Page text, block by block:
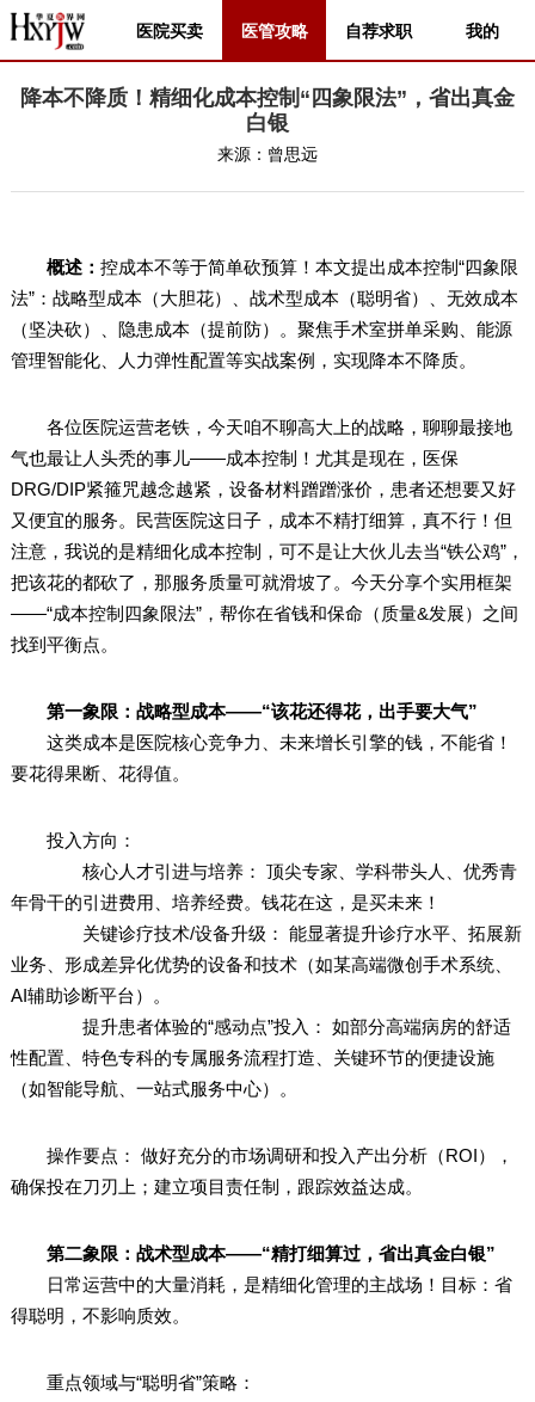
医院买卖 医管攻略 自荐求职 我的
降本不降质！精细化成本控制“四象限法”，省出真金
白银
来源： 曾思远
概述： 控成本不等于简单砍预算！本文提出成本控制“四象限
法”：战略型成本（大胆花）、战术型成本（聪明省）、无效成本
（坚决砍）、隐患成本（提前防）。聚焦手术室拼单采购、能源
管理智能化、人力弹性配置等实战案例，实现降本不降质。
各位医院运营老铁，今天咱不聊高大上的战略，聊聊最接地
气也最让人头秃的事儿——成本控制！尤其是现在，医保
DRG/DIP紧箍咒越念越紧，设备材料蹭蹭涨价，患者还想要又好
又便宜的服务。民营医院这日子，成本不精打细算，真不行！但
注意，我说的是精细化成本控制，可不是让大伙儿去当“铁公鸡”，
把该花的都砍了，那服务质量可就滑坡了。今天分享个实用框架
——“成本控制四象限法”，帮你在省钱和保命（质量&发展）之间
找到平衡点。
第一象限：战略型成本——“该花还得花，出手要大气”
这类成本是医院核心竞争力、未来增长引擎的钱，不能省！
要花得果断、花得值。
投入方向：
核心人才引进与培养： 顶尖专家、学科带头人、优秀青
年骨干的引进费用、培养经费。钱花在这，是买未来！
关键诊疗技术/设备升级： 能显著提升诊疗水平、拓展新
业务、形成差异化优势的设备和技术（如某高端微创手术系统、
AI辅助诊断平台）。
提升患者体验的“感动点”投入： 如部分高端病房的舒适
性配置、特色专科的专属服务流程打造、关键环节的便捷设施
（如智能导航、一站式服务中心）。
操作要点： 做好充分的市场调研和投入产出分析（ROI），
确保投在刀刃上；建立项目责任制，跟踪效益达成。
第二象限：战术型成本——“精打细算过，省出真金白银”
日常运营中的大量消耗，是精细化管理的主战场！目标：省
得聪明，不影响质效。
重点领域与“聪明省”策略：